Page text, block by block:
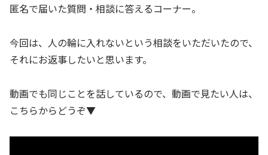
匿名で届いた質問・相談に答えるコーナー。
今回は、人の輪に入れないという相談をいただいたので、
それにお返事したいと思います。
動画でも同じことを話しているので、動画で見たい人は、
こちらからどうぞ▼